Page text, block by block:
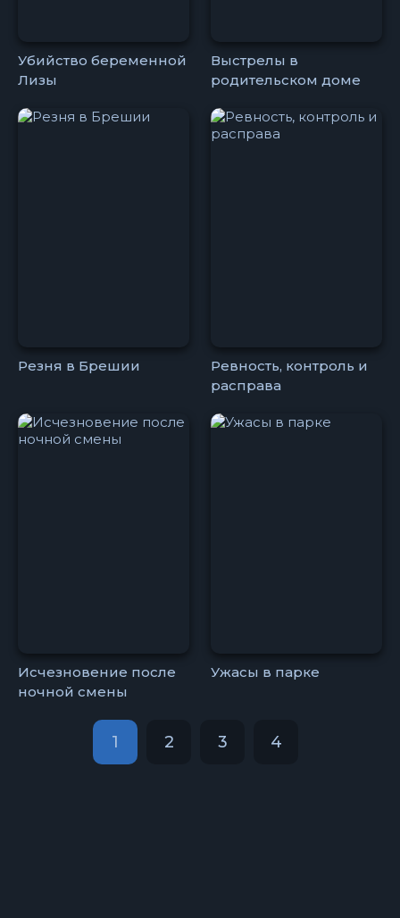
Убийство беременной
Лизы
Выстрелы в
родительском доме
Резня в Брешии
Ревность, контроль и
расправа
Исчезновение после
ночной смены
Ужасы в парке
1 2 3 4